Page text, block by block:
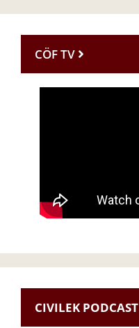
CÖF TV
CIVILEK PODCAST